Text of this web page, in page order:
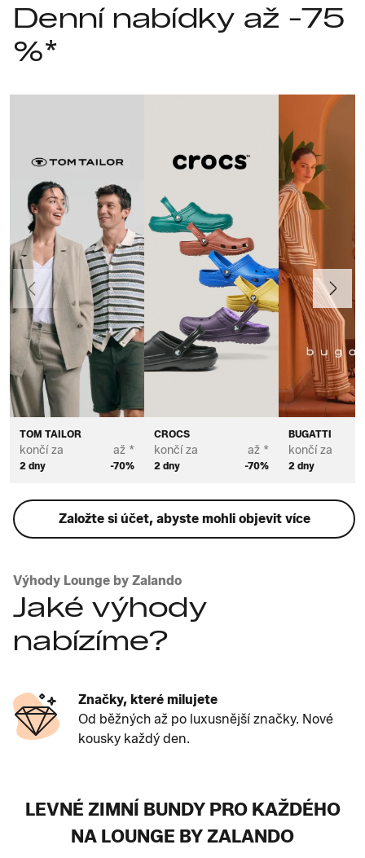
Denní nabídky až -75
%*
TOM TAILOR
končí za
2 dny
až *
-70%
CROCS
končí za
2 dny
až *
-70%
BUGATTI
končí za
2 dny
Předchozí Další
Založte si účet, abyste mohli objevit více
Výhody Lounge by Zalando
Jaké výhody
nabízíme?
Značky, které milujete
Od běžných až po luxusnější značky. Nové
kousky každý den.
LEVNÉ ZIMNÍ BUNDY PRO KAŽDÉHO
NA LOUNGE BY ZALANDO